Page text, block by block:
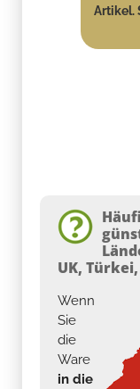
Artikel.
UK,
Wenn
Sie
die
Ware
in die